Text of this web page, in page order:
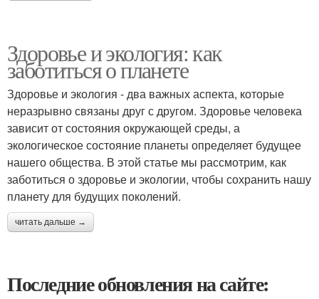
Здоровье и экология: как
заботиться о планете
Здоровье и экология - два важных аспекта, которые
неразрывно связаны друг с другом. Здоровье человека
зависит от состояния окружающей среды, а
экологическое состояние планеты определяет будущее
нашего общества. В этой статье мы рассмотрим, как
заботиться о здоровье и экологии, чтобы сохранить нашу
планету для будущих поколений.
читать дальше →
Последние обновления на сайте: